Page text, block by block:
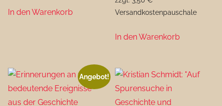
In den Warenkorb
war:
4,00 €2,50 €.
Versandkostenpauschale
In den Warenkorb
Angebot!